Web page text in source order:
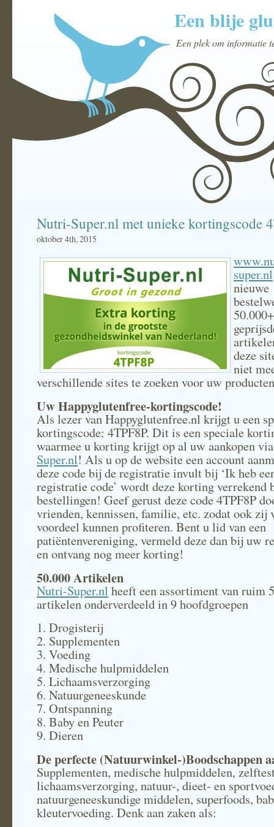
Een blije
Een plek om informatie
Nutri-Super.nl met unieke kortingscode
oktober 4th, 2015
super.nl
nieuwe
deze
niet
verschillende sites te zoeken voor uw
Uw Happyglutenfree-kortingscode!
Als lezer van Happyglutenfree.nl krijgt u een
kortingscode: 4TPF8P. Dit is een speciale
waarmee u korting krijgt op al uw aankopen
Super.nl! Als u op de website een account
deze code bij de registratie invult bij ‘Ik heb
registratie code’ wordt deze korting verrekend
bestellingen! Geef gerust deze code 4TPF8P
vrienden, kennissen, familie, etc. zodat ook zij
voordeel kunnen profiteren. Bent u lid van een
patiëntenvereniging, vermeld deze dan bij uw
en ontvang nog meer korting!
50.000 Artikelen
Nutri-Super.nl heeft een assortiment van ruim
artikelen onderverdeeld in 9 hoofdgroepen
1. Drogisterij
2. Supplementen
3. Voeding
4. Medische hulpmiddelen
5. Lichaamsverzorging
6. Natuurgeneeskunde
7. Ontspanning
8. Baby en Peuter
9. Dieren
De perfecte (Natuurwinkel-)Boodschappen
Supplementen, medische hulpmiddelen,
lichaamsverzorging, natuur-, dieet- en
natuurgeneeskundige middelen, superfoods,
kleutervoeding. Denk aan zaken als: